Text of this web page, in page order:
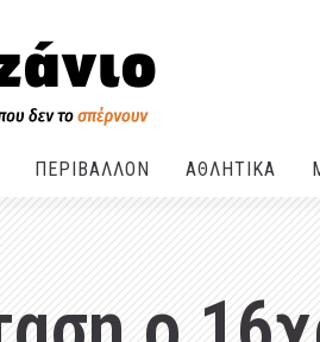
ΠΕΡΙΒΑΛΛΟΝ ΑΘΛΗΤΙΚΑ